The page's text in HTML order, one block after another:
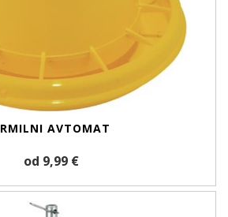
AVTOMAT
od 9,99 €